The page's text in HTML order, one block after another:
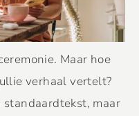
Maar hoe
verhaal vertelt?
maar